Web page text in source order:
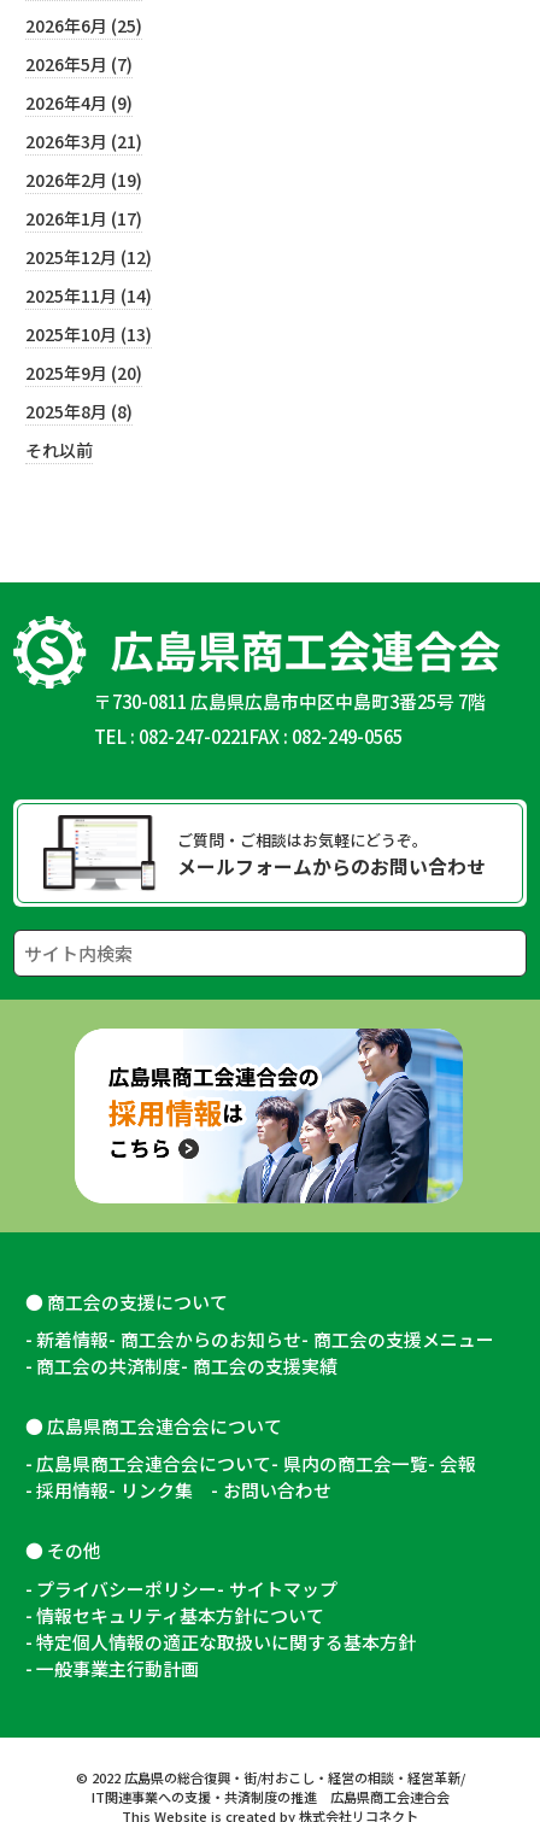
2026年6月 (25)
2026年5月 (7)
2026年4月 (9)
2026年3月 (21)
2026年2月 (19)
2026年1月 (17)
2025年12月 (12)
2025年11月 (14)
2025年10月 (13)
2025年9月 (20)
2025年8月 (8)
それ以前
〒730-0811 広島県広島市中区中島町3番25号 7階
TEL : 082-247-0221FAX : 082-249-0565
ご質問・ご相談はお気軽にどうぞ。
メールフォームからのお問い合わせ
商工会の支援について
新着情報 商工会からのお知らせ 商工会の支援メニュー
商工会の共済制度 商工会の支援実績
広島県商工会連合会について
広島県商工会連合会について 県内の商工会一覧 会報
採用情報
リンク集 お問い合わせ
その他
プライバシーポリシー
サイトマップ
情報セキュリティ基本方針について
特定個人情報の適正な取扱いに関する基本方針
一般事業主行動計画
© 2022 広島県の総合復興・街/村おこし・経営の相談・経営革新/
IT関連事業への支援・共済制度の推進 広島県商工会連合会
This Website is created by株式会社リコネクト